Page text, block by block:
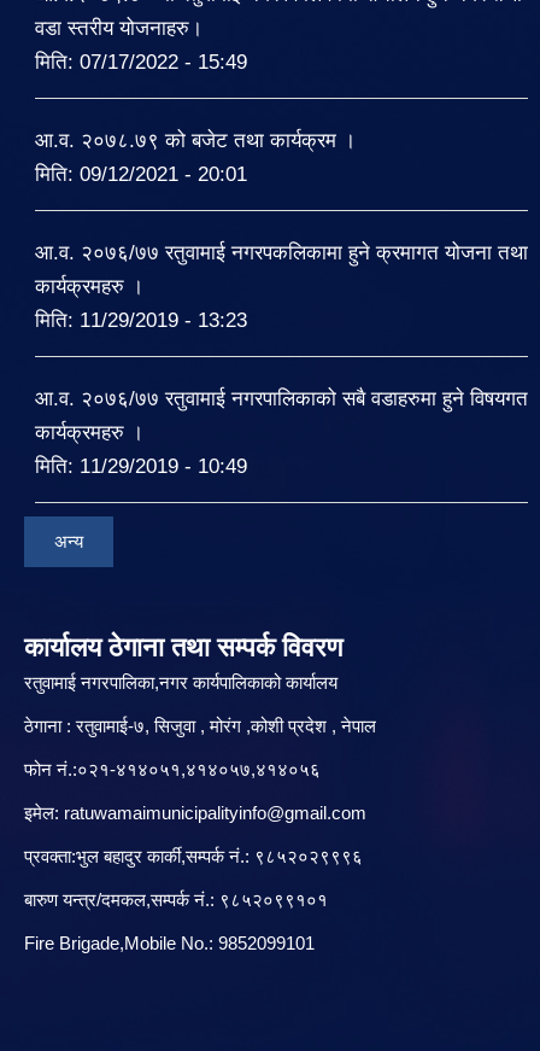
वडा स्तरीय योजनाहरु।
मिति: 07/17/2022 - 15:49
आ.व. २०७८.७९ को बजेट तथा कार्यक्रम ।
मिति: 09/12/2021 - 20:01
आ.व. २०७६/७७ रतुवामाई नगरपकलिकामा हुने क्रमागत योजना तथा
कार्यक्रमहरु ।
मिति: 11/29/2019 - 13:23
आ.व. २०७६/७७ रतुवामाई नगरपालिकाको सबै वडाहरुमा हुने विषयगत
कार्यक्रमहरु ।
मिति: 11/29/2019 - 10:49
अन्य
कार्यालय ठेगाना तथा सम्पर्क विवरण
रतुवामाई नगरपालिका,नगर कार्यपालिकाको कार्यालय
ठेगाना : रतुवामाई-७, सिजुवा , मोरंग ,कोशी प्रदेश , नेपाल
फोन नं.:०२१-४१४०५१,४१४०५७,४१४०५६
इमेल: ratuwamaimunicipalityinfo@gmail.com
प्रवक्ता:भुल बहादुर कार्की,सम्पर्क नं.: ९८५२०२९९९६
बारु‌ण यन्त्र/दमकल,सम्पर्क नं.: ९८५२०९९१०१
Fire Brigade,Mobile No.: 9852099101